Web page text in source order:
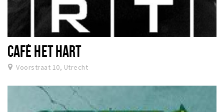
CAFÉ HET HART
Voorstraat 10, Utrecht